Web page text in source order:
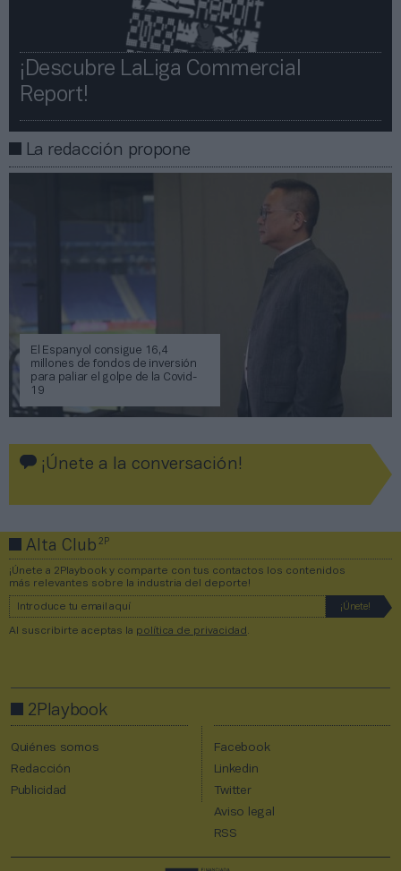
¡Descubre LaLiga Commercial
Report!​​
La redacción propone
El Espanyol consigue 16,4
millones de fondos de inversión
para paliar el golpe de la Covid-
19
¡Únete a la conversación!
Alta Club2P
¡Únete a 2Playbook y comparte con tus contactos los contenidos
más relevantes sobre la industria del deporte!
Al suscribirte aceptas la política de privacidad
2Playbook
Quiénes somos
Redacción
Publicidad
Facebook
Linkedin
Twitter
Aviso legal
RSS